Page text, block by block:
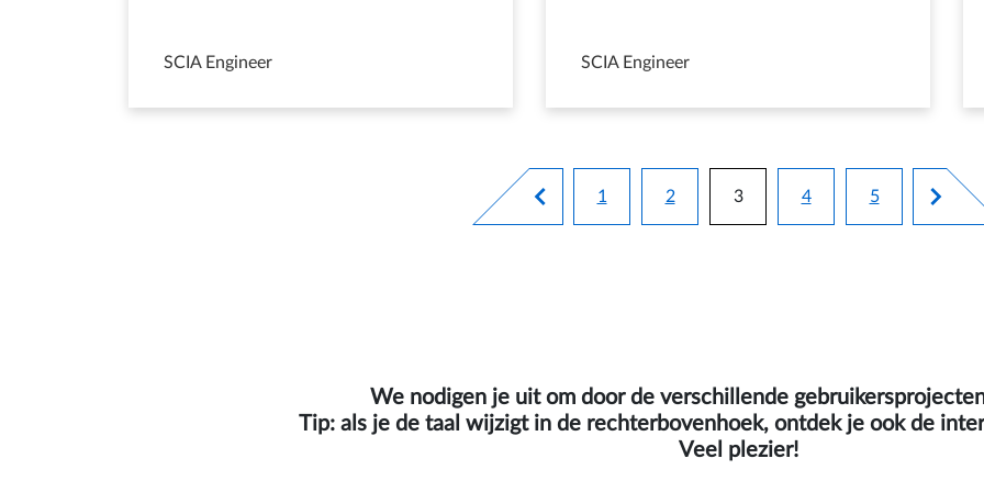
SCIA Engineer SCIA Engineer
Paginering
Pagina
1
Pagina
2
Huidige pagina
3
Pagina
4
Pagina
5
We nodigen je uit om door de verschillende
Tip: als je de taal wijzigt in de rechterbovenhoek, ontdek je ook de
Veel plezier!